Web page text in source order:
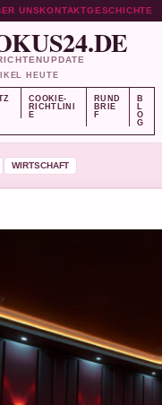
UNSKONTAKTGESCHICHTE
HEUTE
COOKIE-
RICHTLINI
E
RUND
BRIE
F
B
L
O
G
WIRTSCHAFT